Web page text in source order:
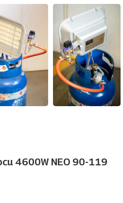
4600W NEO 90-119